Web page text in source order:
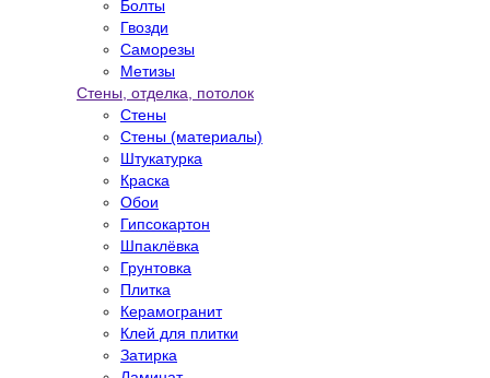
Болты
Гвозди
Саморезы
Метизы
Стены, отделка, потолок
Стены
Стены (материалы)
Штукатурка
Краска
Обои
Гипсокартон
Шпаклёвка
Грунтовка
Плитка
Керамогранит
Клей для плитки
Затирка